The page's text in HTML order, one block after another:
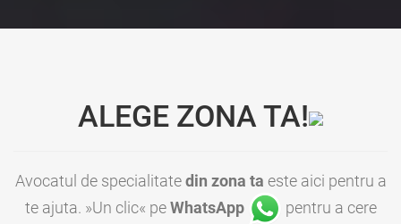
ALEGE ZONA TA!
Avocatul de specialitatedin zona ta este aici pentru a
te ajuta. »Un clic« peWhatsApp
pentru a cere